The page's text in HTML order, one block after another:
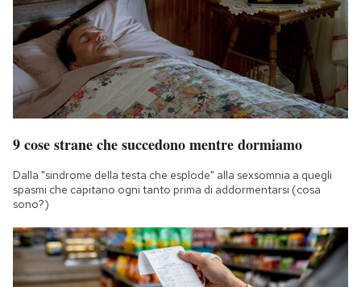
9 cose strane che succedono mentre dormiamo
Dalla "sindrome della testa che esplode" alla sexsomnia a quegli
spasmi che capitano ogni tanto prima di addormentarsi (cosa
sono?)